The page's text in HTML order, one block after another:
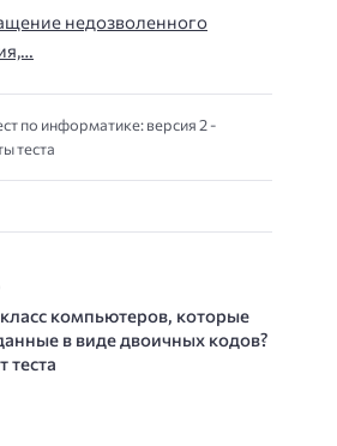
недозволенного
по информатике: версия 2 -
теста
компьютеров, которые
в виде двоичных кодов?
теста